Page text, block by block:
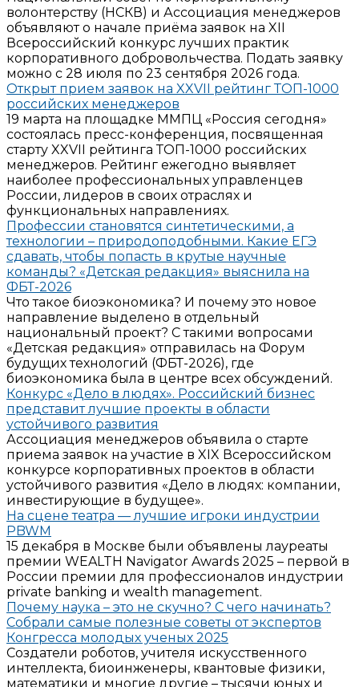
волонтерству (НСКВ) и Ассоциация менеджеров
объявляют о начале приёма заявок на XII
Всероссийский конкурс лучших практик
корпоративного добровольчества. Подать заявку
можно с 28 июля по 23 сентября 2026 года.
Открыт прием заявок на XXVII рейтинг ТОП-1000
российских менеджеров
19 марта на площадке ММПЦ «Россия сегодня»
состоялась пресс-конференция, посвященная
старту XXVII рейтинга ТОП-1000 российских
менеджеров. Рейтинг ежегодно выявляет
наиболее профессиональных управленцев
России, лидеров в своих отраслях и
функциональных направлениях.
Профессии становятся синтетическими, а
технологии – природоподобными. Какие ЕГЭ
сдавать, чтобы попасть в крутые научные
команды? «Детская редакция» выяснила на
ФБТ-2026
Что такое биоэкономика? И почему это новое
направление выделено в отдельный
национальный проект? С такими вопросами
«Детская редакция» отправилась на Форум
будущих технологий (ФБТ-2026), где
биоэкономика была в центре всех обсуждений.
Конкурс «Дело в людях». Российский бизнес
представит лучшие проекты в области
устойчивого развития
Ассоциация менеджеров объявила о старте
приема заявок на участие в XIX Всероссийском
конкурсе корпоративных проектов в области
устойчивого развития «Дело в людях: компании,
инвестирующие в будущее».
На сцене театра — лучшие игроки индустрии
PBWM
15 декабря в Москве были объявлены лауреаты
премии WEALTH Navigator Awards 2025 – первой в
России премии для профессионалов индустрии
private banking и wealth management.
Почему наука – это не скучно? С чего начинать?
Собрали самые полезные советы от экспертов
Конгресса молодых ученых 2025
Создатели роботов, учителя искусственного
интеллекта, биоинженеры, квантовые физики,
математики и многие другие – тысячи юных и